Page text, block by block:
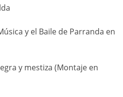
y el Baile de Parranda en
y mestiza (Montaje en